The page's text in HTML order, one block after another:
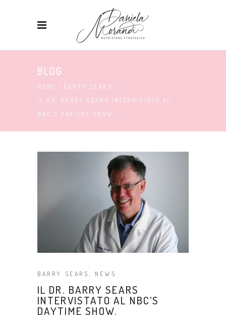
BLOG
HOME / BARRY SEARS
/
IL DR. BARRY SEARS INTERVISTATO AL
NBC’S DAYTIME SHOW.
BARRY SEARS NEWS
IL DR. BARRY SEARS
INTERVISTATO AL NBC’S
DAYTIME SHOW.